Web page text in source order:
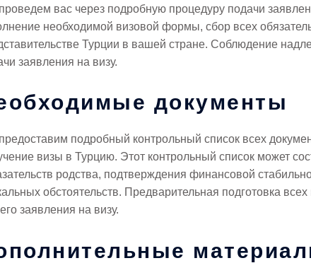
вас через подробную процедуру подачи
необходимой визовой формы, сбор всех
Турции в вашей стране. Соблюдение
заявления на визу.
документы
подробный контрольный список всех
визы в Турцию. Этот контрольный список может
родства, подтверждения финансовой
обстоятельств. Предварительная подготовка
заявления на визу.